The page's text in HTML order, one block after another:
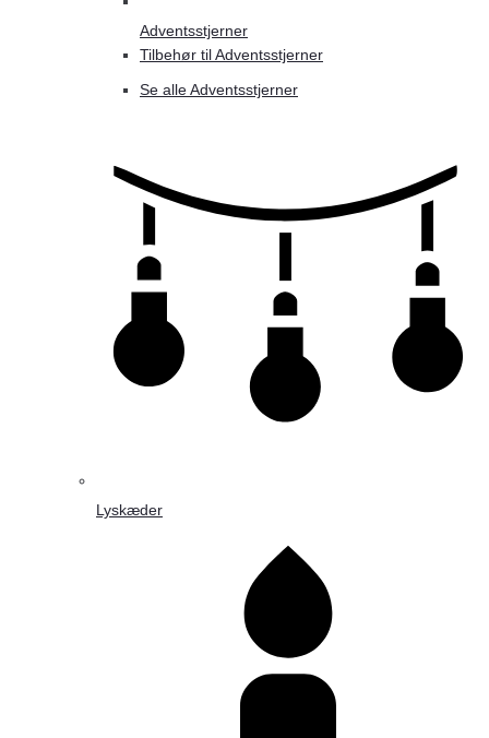
Adventsstjerner
Tilbehør til Adventsstjerner
Se alle Adventsstjerner
Lyskæder